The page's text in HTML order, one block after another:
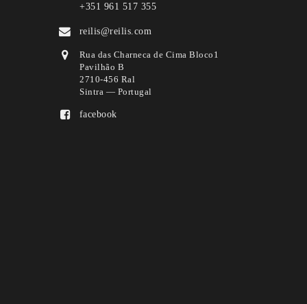
+351 961 517 355
reilis@reilis.com
Rua das Charneca de Cima Bloco1
Pavilhão B
2710-456 Ral
Sintra — Portugal
facebook